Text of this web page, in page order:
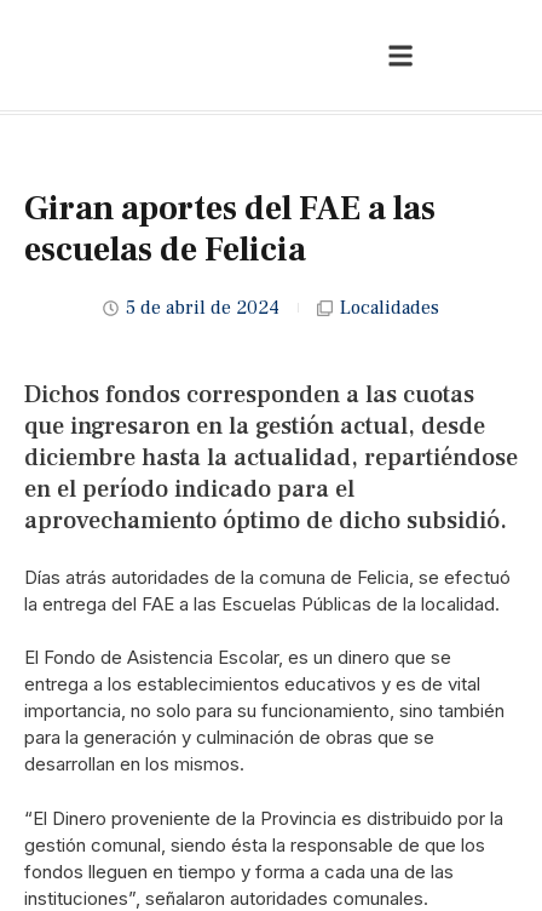
Giran aportes del FAE a las
escuelas de Felicia
5 de abril de 2024 Localidades
Dichos fondos corresponden a las cuotas
que ingresaron en la gestión actual, desde
diciembre hasta la actualidad, repartiéndose
en el período indicado para el
aprovechamiento óptimo de dicho subsidió.
Días atrás autoridades de la comuna de Felicia, se efectuó
la entrega del FAE a las Escuelas Públicas de la localidad.
El Fondo de Asistencia Escolar, es un dinero que se
entrega a los establecimientos educativos y es de vital
importancia, no solo para su funcionamiento, sino también
para la generación y culminación de obras que se
desarrollan en los mismos.
“El Dinero proveniente de la Provincia es distribuido por la
gestión comunal, siendo ésta la responsable de que los
fondos lleguen en tiempo y forma a cada una de las
instituciones”, señalaron autoridades comunales.